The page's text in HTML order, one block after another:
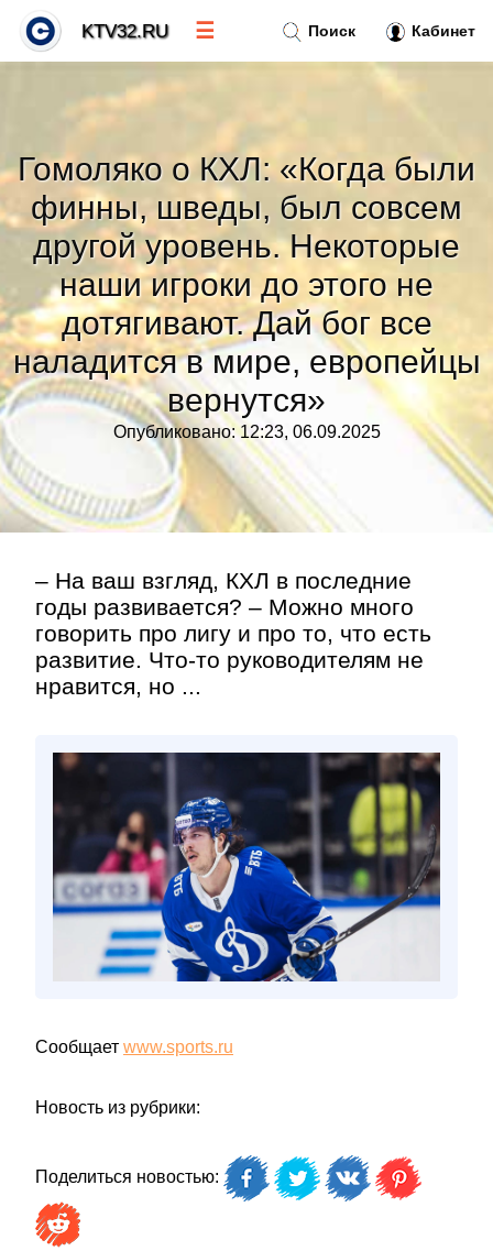
Гомоляко о КХЛ: «Когда были
финны, шведы, был совсем
другой уровень. Некоторые
наши игроки до этого не
дотягивают. Дай бог все
наладится в мире, европейцы
вернутся»
Опубликовано: 12:23, 06.09.2025
– На ваш взгляд, КХЛ в последние
годы развивается? – Можно много
говорить про лигу и про то, что есть
развитие. Что-то руководителям не
нравится, но ...
Сообщает www.sports.ru
Новость из рубрики:
Поделиться новостью:
Поиск Кабинет
KTV32.RU ☰
Новости»
Тренды новостей»
Рубрики»
Правила»
Контакт»